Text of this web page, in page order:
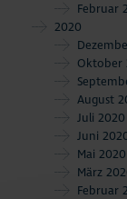
Februar
2020
Oktober
August
Juli 2020
Juni
Mai 2020
März
Februar